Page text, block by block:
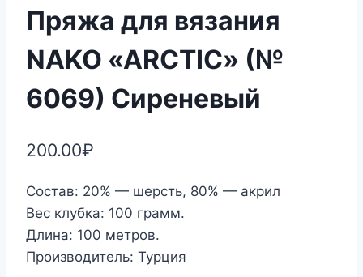
Пряжа для вязания
NAKO «ARCTIC» (№
6069) Сиреневый
200.00₽
Состав: 20% — шерсть, 80% — акрил
Вес клубка: 100 грамм.
Длина: 100 метров.
Производитель: Турция